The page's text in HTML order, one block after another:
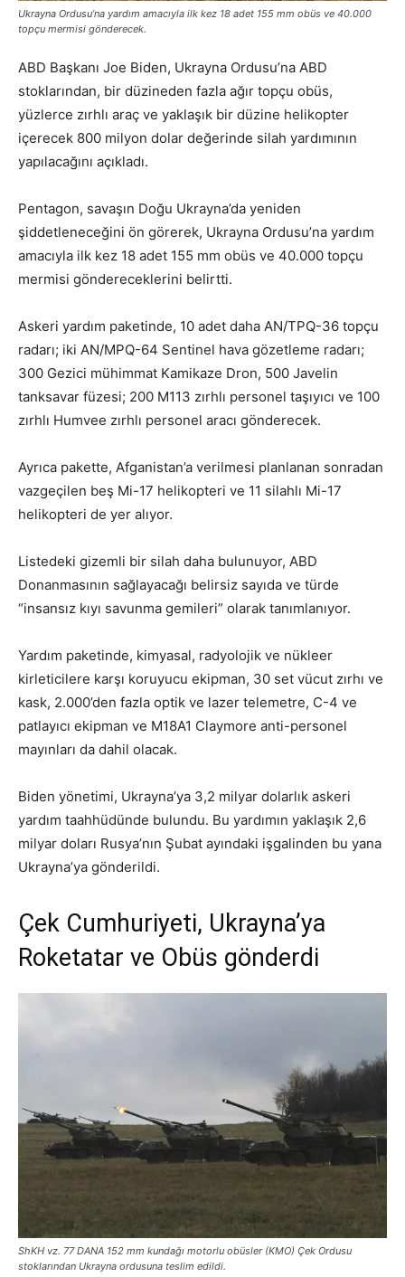
Ukrayna Ordusu’na yardım amacıyla ilk kez 18 adet 155 mm obüs ve 40.000
topçu mermisi gönderecek.
ABD Başkanı Joe Biden, Ukrayna Ordusu’na ABD
stoklarından, bir düzineden fazla ağır topçu obüs,
yüzlerce zırhlı araç ve yaklaşık bir düzine helikopter
içerecek 800 milyon dolar değerinde silah yardımının
yapılacağını açıkladı.
Pentagon, savaşın Doğu Ukrayna’da yeniden
şiddetleneceğini ön görerek, Ukrayna Ordusu’na yardım
amacıyla ilk kez 18 adet 155 mm obüs ve 40.000 topçu
mermisi göndereceklerini belirtti.
Askeri yardım paketinde, 10 adet daha AN/TPQ-36 topçu
radarı; iki AN/MPQ-64 Sentinel hava gözetleme radarı;
300 Gezici mühimmat Kamikaze Dron, 500 Javelin
tanksavar füzesi; 200 M113 zırhlı personel taşıyıcı ve 100
zırhlı Humvee zırhlı personel aracı gönderecek.
Ayrıca pakette, Afganistan’a verilmesi planlanan sonradan
vazgeçilen beş Mi-17 helikopteri ve 11 silahlı Mi-17
helikopteri de yer alıyor.
Listedeki gizemli bir silah daha bulunuyor, ABD
Donanmasının sağlayacağı belirsiz sayıda ve türde
“insansız kıyı savunma gemileri” olarak tanımlanıyor.
Yardım paketinde, kimyasal, radyolojik ve nükleer
kirleticilere karşı koruyucu ekipman, 30 set vücut zırhı ve
kask, 2.000’den fazla optik ve lazer telemetre, C-4 ve
patlayıcı ekipman ve M18A1 Claymore anti-personel
mayınları da dahil olacak.
Biden yönetimi, Ukrayna’ya 3,2 milyar dolarlık askeri
yardım taahhüdünde bulundu. Bu yardımın yaklaşık 2,6
milyar doları Rusya’nın Şubat ayındaki işgalinden bu yana
Ukrayna’ya gönderildi.
Çek Cumhuriyeti, Ukrayna’ya
Roketatar ve Obüs gönderdi
ShKH vz. 77 DANA 152 mm kundağı motorlu obüsler (KMO) Çek Ordusu
stoklarından Ukrayna ordusuna teslim edildi.